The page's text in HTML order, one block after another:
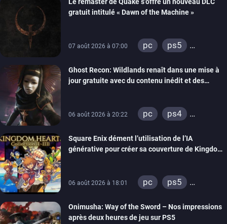
gratuit intitulé « Dawn of the Machine »
07 août 2026 à 07:00 pc
ps5
switch
ps4
xbox one
Ghost Recon: Wildlands renaît dans une mise à
jour gratuite avec du contenu inédit et des
06 août 2026 à 20:22 pc
ps4
Square Enix dément l’utilisation de l’IA
générative pour créer sa couverture de Kingdom
06 août 2026 à 18:01 pc
ps5
switch 2
Onimusha: Way of the Sword – Nos impressions
après deux heures de jeu sur PS5